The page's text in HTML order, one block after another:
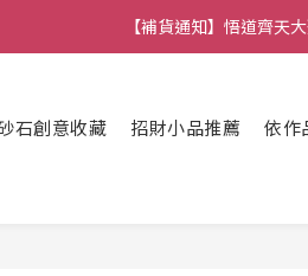
【熱門】馬上有系列！四種寶
【熱門】馬上有系列！四種寶
石創意收藏 招財小品推薦 依作